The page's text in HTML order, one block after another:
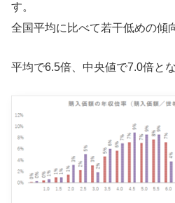
す。
全国平均に比べて若干低めの傾
平均で6.5倍、中央値で7.0倍と